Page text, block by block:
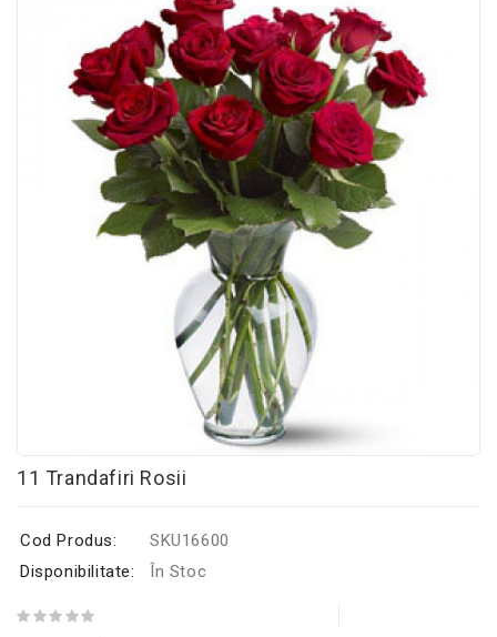
11 Trandafiri Rosii
Cod Produs:
SKU16600
Disponibilitate:
În Stoc